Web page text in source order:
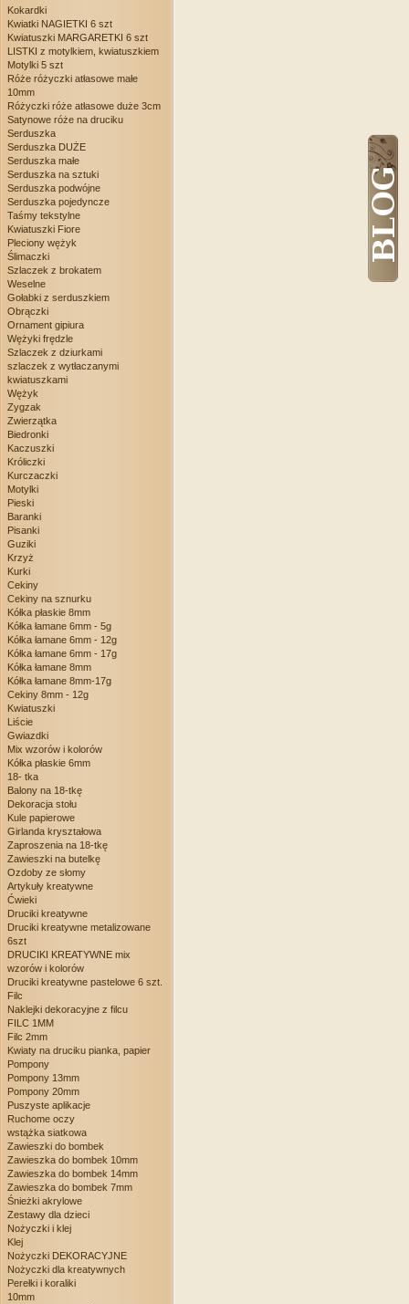
Kokardki
Kwiatki NAGIETKI 6 szt
Kwiatuszki MARGARETKI 6 szt
LISTKI z motylkiem, kwiatuszkiem
Motylki 5 szt
Róże różyczki atłasowe małe
10mm
Różyczki róże atłasowe duże 3cm
Satynowe róże na druciku
Serduszka
Serduszka DUŻE
Serduszka małe
Serduszka na sztuki
Serduszka podwójne
Serduszka pojedyncze
Taśmy tekstylne
Kwiatuszki Fiore
Pleciony wężyk
Ślimaczki
Szlaczek z brokatem
Weselne
Gołabki z serduszkiem
Obrączki
Ornament gipiura
Wężyki frędzle
Szlaczek z dziurkami
szlaczek z wytłaczanymi
kwiatuszkami
Wężyk
Zygzak
Zwierzątka
Biedronki
Kaczuszki
Króliczki
Kurczaczki
Motylki
Pieski
Baranki
Pisanki
Guziki
Krzyż
Kurki
Cekiny
Cekiny na sznurku
Kółka płaskie 8mm
Kółka łamane 6mm - 5g
Kółka łamane 6mm - 12g
Kółka łamane 6mm - 17g
Kółka łamane 8mm
Kółka łamane 8mm-17g
Cekiny 8mm - 12g
Kwiatuszki
Liście
Gwiazdki
Mix wzorów i kolorów
Kółka płaskie 6mm
18- tka
Balony na 18-tkę
Dekoracja stołu
Kule papierowe
Girlanda kryształowa
Zaproszenia na 18-tkę
Zawieszki na butelkę
Ozdoby ze słomy
Artykuły kreatywne
Ćwieki
Druciki kreatywne
Druciki kreatywne metalizowane
6szt
DRUCIKI KREATYWNE mix
wzorów i kolorów
Druciki kreatywne pastelowe 6 szt.
Filc
Naklejki dekoracyjne z filcu
FILC 1MM
Filc 2mm
Kwiaty na druciku pianka, papier
Pompony
Pompony 13mm
Pompony 20mm
Puszyste aplikacje
Ruchome oczy
wstążka siatkowa
Zawieszki do bombek
Zawieszka do bombek 10mm
Zawieszka do bombek 14mm
Zawieszka do bombek 7mm
Śnieżki akrylowe
Zestawy dla dzieci
Nożyczki i klej
Klej
Nożyczki DEKORACYJNE
Nożyczki dla kreatywnych
Perełki i koraliki
10mm